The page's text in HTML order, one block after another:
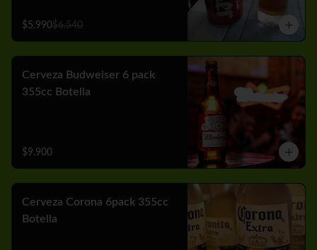
$5.990$6.540
Cerveza Budweiser 6 pack
355cc Botella
$9.900
Cerveza Corona 6pack 355cc
Botella